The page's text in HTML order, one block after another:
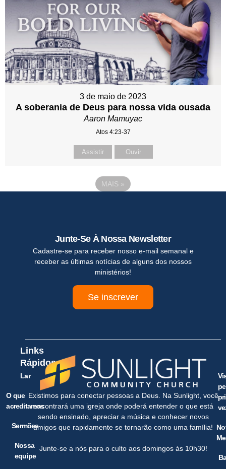
3 de maio de 2023
A soberania de Deus para nossa vida ousada
Aaron Mamuyac
Atos 4:23-37
Assistir Ouvir
MAIS »
Junte-Se À Nossa Newsletter
Cadastre-se para receber nosso e-mail semanal e
receber as últimas notícias de alguns dos nossos
ministérios!
Se inscrever
Links
Rápidos
Lar
O que
acreditamos
Sermões
Nossa
equipe
Existimos para conectar pessoas a Deus. Na Sunlight, você
encontrará uma igreja onde poderá entender o que está
sendo ensinado, apreciar a música e conhecer novos
amigos que rapidamente se tornarão como uma família!
Junte-se a nós para o culto aos domingos às 10h30!